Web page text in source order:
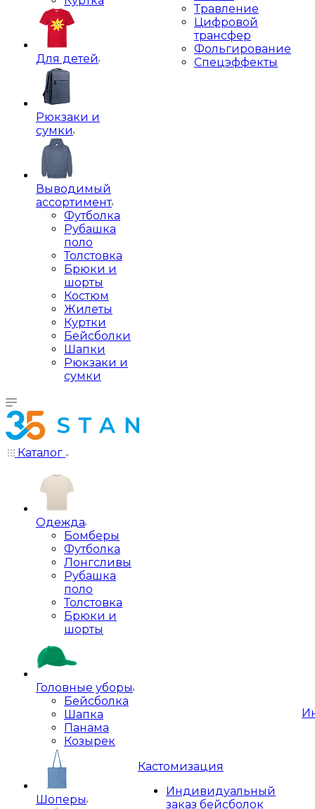
Для детей
Рюкзаки и
сумки
Выводимый
ассортимент
Футболка
Рубашка
поло
Толстовка
Брюки и
шорты
Костюм
Жилеты
Куртки
Бейсболки
Шапки
Рюкзаки и
сумки
Травление
Цифровой
трансфер
Фольгирование
Спецэффекты
Каталог
Одежда
Бомберы
Футболка
Лонгсливы
Рубашка
поло
Толстовка
Брюки и
шорты
Головные уборы
Бейсболка
Шапка
Панама
Козырек
Шоперы
Кастомизация
Индивидуальный
заказ бейсболок